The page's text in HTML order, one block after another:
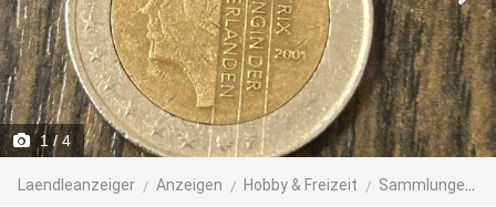
1 / 4
Laendleanzeiger Anzeigen Hobby & Freizeit Sammlungen & Seltenes